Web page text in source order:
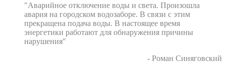
"Аварийное отключение воды и света. Произошла
авария на городском водозаборе. В связи с этим
прекращена подача воды. В настоящее время
энергетики работают для обнаружения причины
нарушения"
- Роман Синяговский